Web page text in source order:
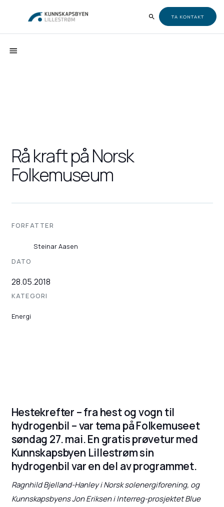
TA KONTAKT
Rå kraft på Norsk
Folkemuseum
FORFATTER
Steinar Aasen
DATO
28.05.2018
KATEGORI
Energi
Hestekrefter – fra hest og vogn til
hydrogenbil – var tema på Folkemuseet
søndag 27. mai. En gratis prøvetur med
Kunnskapsbyen Lillestrøm sin
hydrogenbil var en del av programmet.
Ragnhild Bjelland-Hanley i Norsk solenergiforening, og
Kunnskapsbyens Jon Eriksen i Interreg-prosjektet Blue